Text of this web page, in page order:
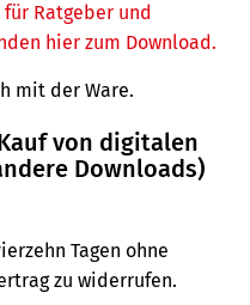
Ratgeber und
hier zum Download.
mit der Ware.
von digitalen
Downloads)
Tagen ohne
zu widerrufen.